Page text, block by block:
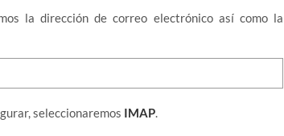
la dirección de correo electrónico así como la
seleccionaremos IMAP.